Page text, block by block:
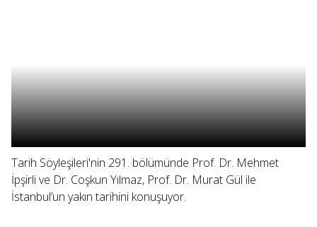
Tarih Söyleşileri'nin 291. bölümünde Prof. Dr. Mehmet
İpşirli ve Dr. Coşkun Yılmaz, Prof. Dr. Murat Gül ile
İstanbul’un yakın tarihini konuşuyor.